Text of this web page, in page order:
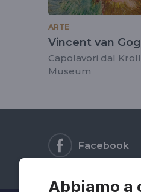
Abbiamo a
ARTE
Vincent van
Capolavori dal
Museum
Facebook